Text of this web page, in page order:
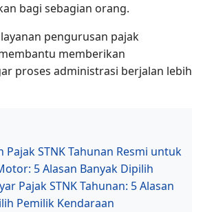
bagi sebagian orang.
pengurusan pajak
memberikan
proses administrasi berjalan lebih
Pajak STNK Tahunan Resmi untuk
5 Alasan Banyak Dipilih
Pajak STNK Tahunan: 5 Alasan
Pemilik Kendaraan